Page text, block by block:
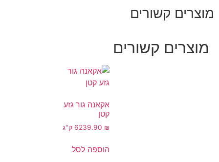
מוצרים קשורים
מוצרים קשורים
אקאנה גור גזע
קטן
239.90 ₪ 6 ק"ג
הוספה לסל